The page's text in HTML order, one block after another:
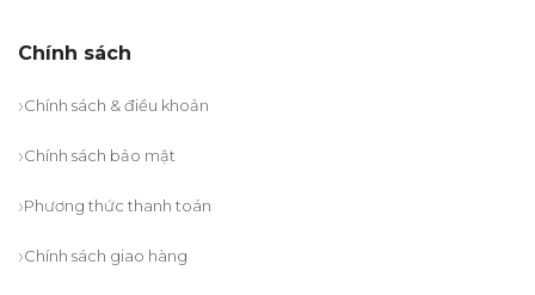
Chính sách
Chính sách & điều khoản
Chính sách bảo mật
Phương thức thanh toán
Chính sách giao hàng